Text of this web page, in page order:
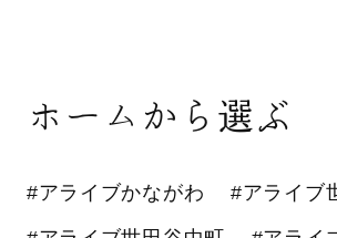
ホームから選ぶ
#アライブかながわ #アライブ